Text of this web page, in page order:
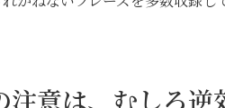
意は、むしろ逆